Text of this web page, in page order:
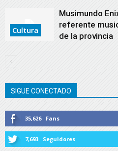
Cultura
Musimundo
referente
de la provincia
SIGUE CONECTADO
35,626 Fans
7,693 Seguidores